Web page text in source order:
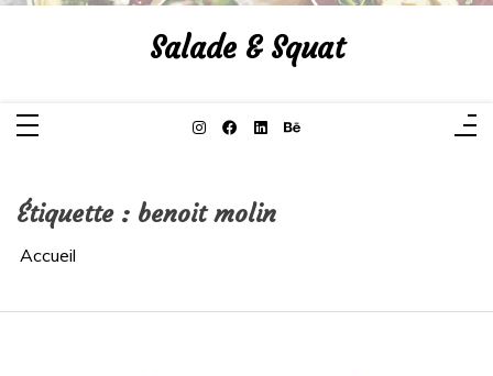
Aller
Salade & Squat
Étiquette : benoit molin
Accueil